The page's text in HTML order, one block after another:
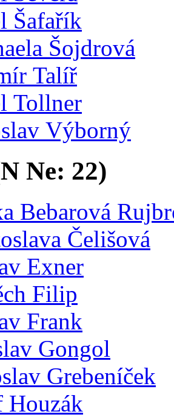
Šafařík
Šojdrová
Talíř
Tollner
Výborný
N Ne: 22)
Bebarová
Čelišová
Exner
Filip
Frank
Gongol
Grebeníček
Houzák